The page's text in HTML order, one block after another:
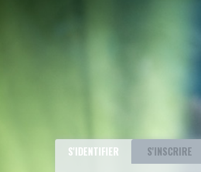
S'IDENTIFIER S'INSCRIRE